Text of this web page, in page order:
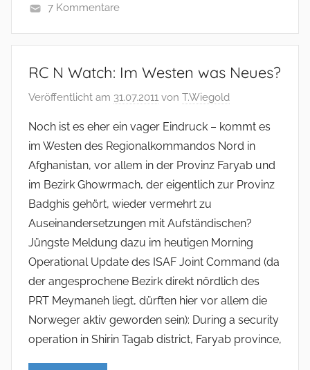
7 Kommentare
RC N Watch: Im Westen was Neues?
Veröffentlicht am 31.07.2011 von T.Wiegold
Noch ist es eher ein vager Eindruck – kommt es
im Westen des Regionalkommandos Nord in
Afghanistan, vor allem in der Provinz Faryab und
im Bezirk Ghowrmach, der eigentlich zur Provinz
Badghis gehört, wieder vermehrt zu
Auseinandersetzungen mit Aufständischen?
Jüngste Meldung dazu im heutigen Morning
Operational Update des ISAF Joint Command (da
der angesprochene Bezirk direkt nördlich des
PRT Meymaneh liegt, dürften hier vor allem die
Norweger aktiv geworden sein): During a security
operation in Shirin Tagab district, Faryab province,